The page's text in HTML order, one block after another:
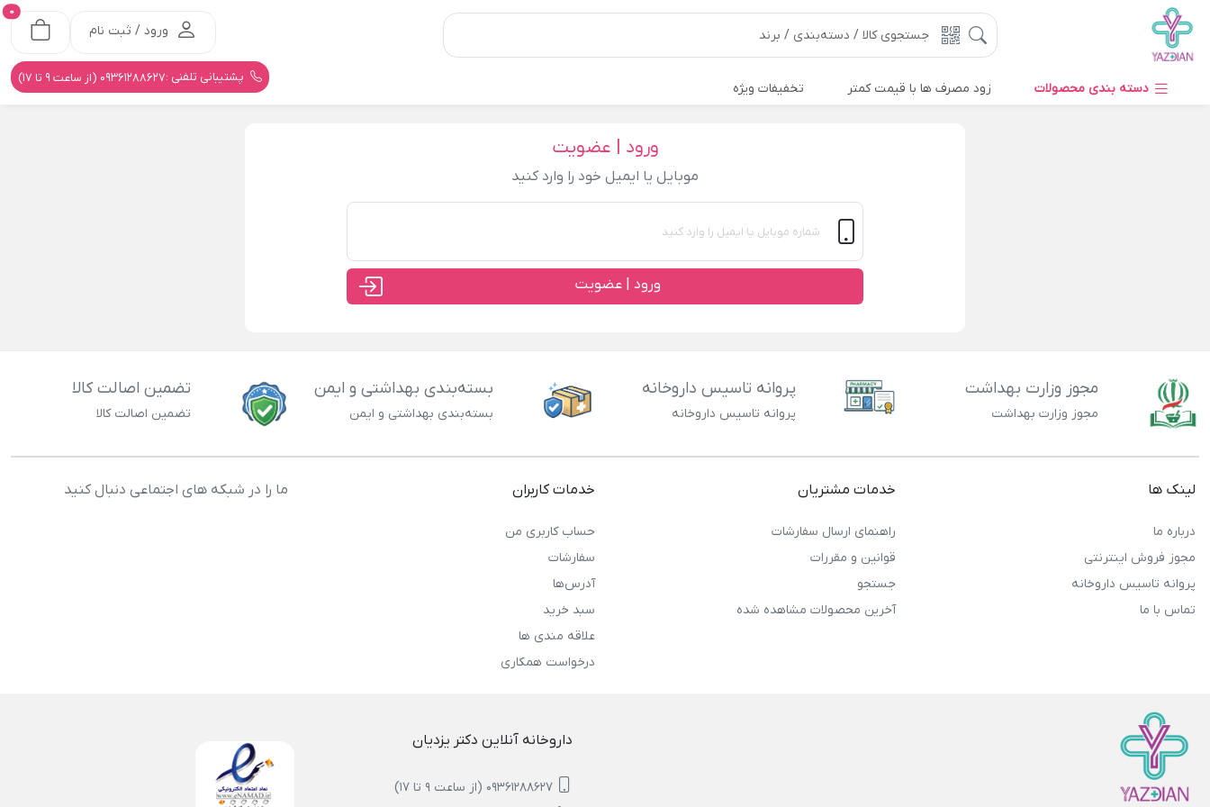
ورود / ثبت نام
0
پشتیبانی تلفنی :09361288627 (از ساعت 9 تا 17)
دسته بندی محصولات زود مصرف ها با قیمت کمتر تخفیفات ویژه
ورود | عضویت
موبایل یا ایمیل خود را وارد کنید
ورود | عضویت
مجوز وزارت بهداشت
مجوز وزارت بهداشت
پروانه تاسیس داروخانه
پروانه تاسیس داروخانه
بسته‌بندی بهداشتی و ایمن
بسته‌بندی بهداشتی و ایمن
تضمین اصالت کالا
تضمین اصالت کالا
لینک ها
درباره ما
مجوز فروش اینترنتی
پروانه تاسیس داروخانه
تماس با ما
خدمات مشتریان
راهنمای ارسال سفارشات
قوانین و مقررات
جستجو
آخرین محصولات مشاهده شده
خدمات کاربران
حساب کاربری من
سفارشات
آدرس‌ها
سبد خرید
علاقه مندی ها
درخواست همکاری
ما را در شبکه های اجتماعی دنبال کنید
داروخانه آنلاین دکتر یزدیان
09361288627 (از ساعت 9 تا 17)